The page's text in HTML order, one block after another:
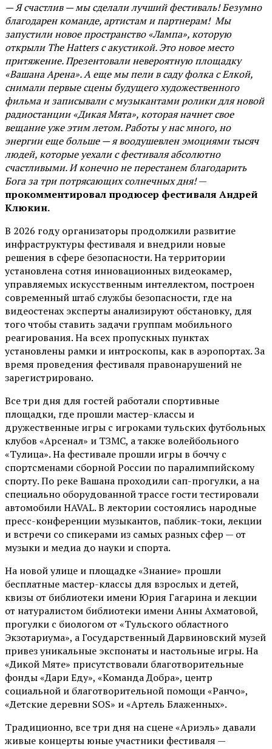
— Я счастлив — мы сделали лучший фестиваль! Безумно
благодарен команде, артистам и партнерам! Мы
запустили новое пространство «Лампа», которую
открыли The Hatters с акустикой. Это новое место
притяжение. Презентовали невероятную площадку
«Вашана Арена». А еще мы пели в саду фолка с Елкой,
снимали первые сцены будущего художественного
фильма и записывали с музыкантами ролики для новой
радиостанции «Дикая Мята», которая начнет свое
вещание уже этим летом. Работы у нас много, но
энергии еще больше — я воодушевлен эмоциями тысяч
людей, которые уехали с фестиваля абсолютно
счастливыми. И конечно не перестанем благодарить
Бога за три потрясающих солнечных дня!—
прокомментировал продюсер фестиваля Андрей
Клюкин.
В 2026 году организаторы продолжили развитие
инфраструктуры фестиваля и внедрили новые
решения в сфере безопасности. На территории
установлена сотня инновационных видеокамер,
управляемых искусственным интеллектом, построен
современный штаб службы безопасности, где на
видеостенах эксперты анализируют обстановку, для
того чтобы ставить задачи группам мобильного
реагирования. На всех пропускных пунктах
установлены рамки и интроскопы, как в аэропортах. За
время проведения фестиваля правонарушений не
зарегистрировано.
Все три дня для гостей работали спортивные
площадки, где прошли мастер-классы и
дружественные игры с игроками тульских футбольных
клубов «Арсенал» и ТЗМС, а также волейбольного
«Тулица». На фестивале прошли игры в боччу с
спортсменами сборной России по паралимпийскому
спорту. По реке Вашана проходили сап-прогулки, а на
специально оборудованной трассе гости тестировали
автомобили HAVAL. В лектории состоялись народные
пресс-конференции музыкантов, паблик-токи, лекции
и встречи со спикерами из самых разных сфер — от
музыки и медиа до науки и спорта.
На новой улице и площадке «Знание» прошли
бесплатные мастер-классы для взрослых и детей,
квизы от библиотеки имени Юрия Гагарина и лекции
от натуралистом библиотеки имени Анны Ахматовой,
прогулки с биологом от «Тульского областного
Экзотариума», а Государственный Дарвиновский музей
привез уникальные экспонаты и настольные игры. На
«Дикой Мяте» присутствовали благотворительные
фонды «Дари Еду», «Команда Добра», центр
социальной и благотворительной помощи «Ранчо»,
«Детские деревни SOS» и «Артель Блаженных».
Традиционно, все три дня на сцене«Ариэль» давали
живые концерты юные участники фестиваля —